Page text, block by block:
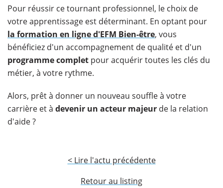
Pour réussir ce tournant professionnel, le choix de
votre apprentissage est déterminant. En optant pour
la formation en ligne d'EFM Bien-être, vous
bénéficiez d'un accompagnement de qualité et d'un
programme complet pour acquérir toutes les clés du
métier, à votre rythme.
Alors, prêt à donner un nouveau souffle à votre
carrière et à devenir un acteur majeur de la relation
d'aide ?
< Lire l'actu précédente
Retour au listing